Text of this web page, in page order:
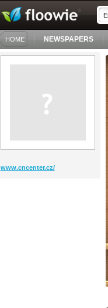
HOME NEWSPAPERS
www.cncenter.cz/